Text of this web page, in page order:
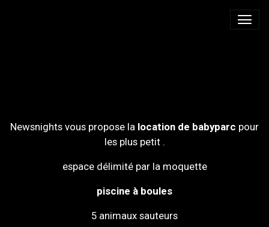
Newsnights vous propose la location de babyparc pour
les plus petit .
espace délimité par la moquette
piscine à boules
5 animaux sauteurs